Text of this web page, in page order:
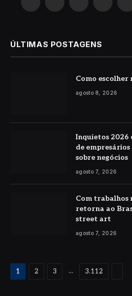
InstagramPinterestYouTube
ÚLTIMAS POSTAGENS
Como escolher
agosto 8, 2026
Inquietos 2026
de
sobre negócios
agosto 7, 2026
Com trabalhos
retorna ao
street art
agosto 7, 2026
1 2 3 ... 3.112